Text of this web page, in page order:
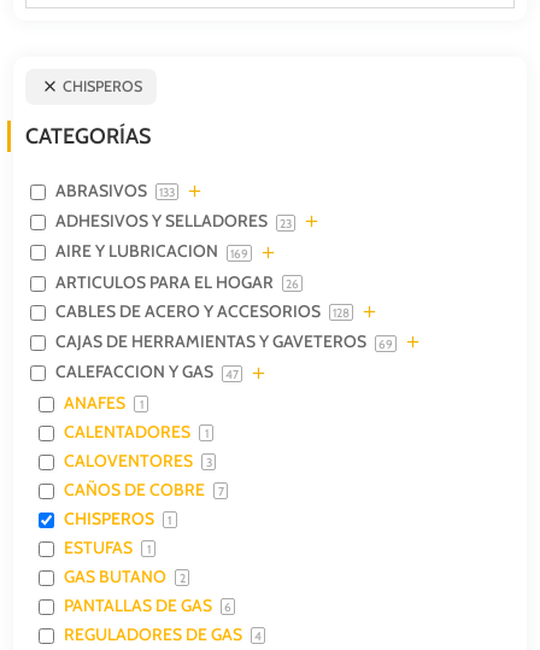
CHISPEROS
CATEGORÍAS
ABRASIVOS 133
ADHESIVOS Y SELLADORES 23
AIRE Y LUBRICACION 169
ARTICULOS PARA EL HOGAR 26
CABLES DE ACERO Y ACCESORIOS 128
CAJAS DE HERRAMIENTAS Y GAVETEROS 69
CALEFACCION Y GAS 47
ANAFES 1
CALENTADORES 1
CALOVENTORES 3
CAÑOS DE COBRE 7
CHISPEROS 1
ESTUFAS 1
GAS BUTANO 2
PANTALLAS DE GAS 6
REGULADORES DE GAS 4